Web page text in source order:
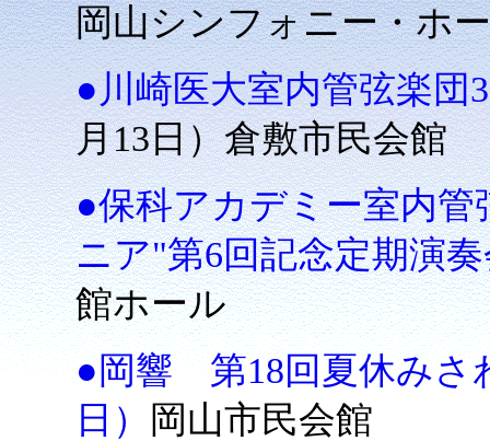
岡山シンフォニー・ホ
●川崎医大室内管弦楽団
月13日）倉敷市民会館
●保科アカデミー室内
ニア"第6回記念定期演
館ホール
●岡響 第18回夏休みさ
日）
岡山市民会館